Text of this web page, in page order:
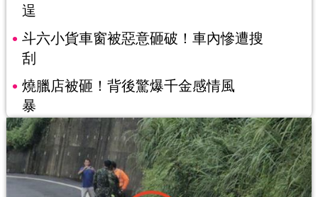
逞
斗六小貨車窗被惡意砸破！車內慘遭搜
刮
燒臘店被砸！背後驚爆千金感情風
暴